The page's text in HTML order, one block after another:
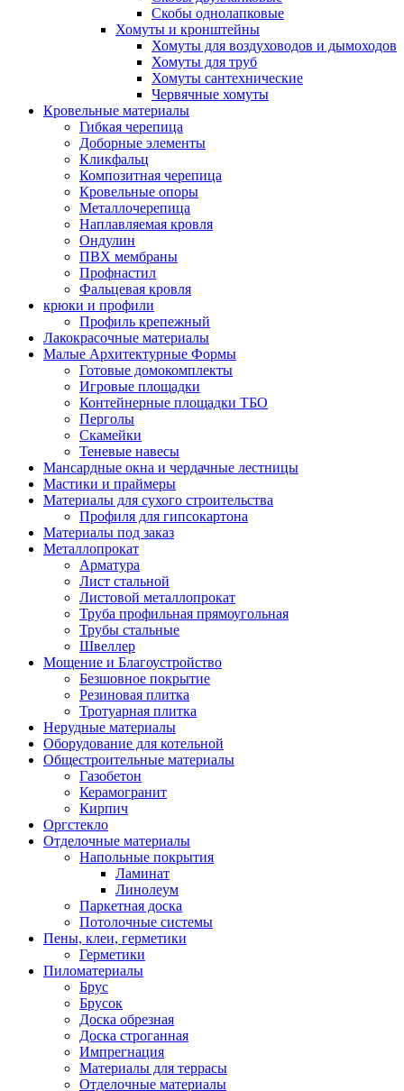
Скобы однолапковые
Хомуты и кронштейны
Хомуты для воздуховодов и дымоходов
Хомуты для труб
Хомуты сантехнические
Червячные хомуты
Кровельные материалы
Гибкая черепица
Доборные элементы
Кликфальц
Композитная черепица
Кровельные опоры
Металлочерепица
Наплавляемая кровля
Ондулин
ПВХ мембраны
Профнастил
Фальцевая кровля
крюки и профили
Профиль крепежный
Лакокрасочные материалы
Малые Архитектурные Формы
Готовые домокомплекты
Игровые площадки
Контейнерные площадки ТБО
Перголы
Скамейки
Теневые навесы
Мансардные окна и чердачные лестницы
Мастики и праймеры
Материалы для сухого строительства
Профиля для гипсокартона
Материалы под заказ
Металлопрокат
Арматура
Лист стальной
Листовой металлопрокат
Труба профильная прямоугольная
Трубы стальные
Швеллер
Мощение и Благоустройство
Безшовное покрытие
Резиновая плитка
Тротуарная плитка
Нерудные материалы
Оборудование для котельной
Общестроительные материалы
Газобетон
Керамогранит
Кирпич
Оргстекло
Отделочные материалы
Напольные покрытия
Ламинат
Линолеум
Паркетная доска
Потолочные системы
Пены, клеи, герметики
Герметики
Пиломатериалы
Брус
Брусок
Доска обрезная
Доска строганная
Импрегнация
Материалы для террасы
Отделочные материалы